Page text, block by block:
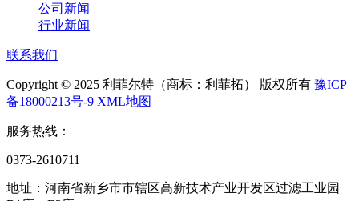
公司新闻
行业新闻
联系我们
Copyright © 2025 利菲尔特（商标：利菲拓） 版权所有 豫ICP
备18000213号-9 XML地图
服务热线：
0373-2610711
地址：河南省新乡市市辖区高新技术产业开发区过滤工业园